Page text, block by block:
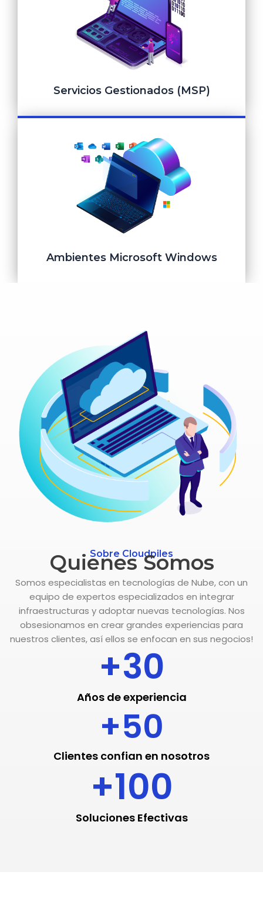
Data y Analytics
Ver más
Servicios Gestionados (MSP)
Servicios Gestionados (MSP)
Ver más
Ambientes Microsoft Windows
Ambientes Microsoft Windows
Ver más
Sobre Cloudpiles
Quienes Somos
Somos especialistas en tecnologías de Nube, con un
equipo de expertos especializados en integrar
infraestructuras y adoptar nuevas tecnologías. Nos
obsesionamos en crear grandes experiencias para
nuestros clientes, así ellos se enfocan en sus negocios!
Años de experiencia
+30
Clientes confian en nosotros
+50
Soluciones Efectivas
+100